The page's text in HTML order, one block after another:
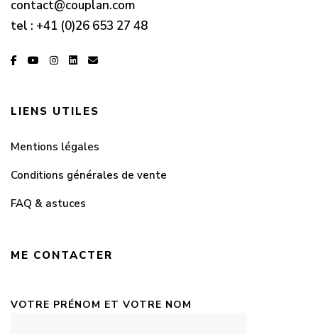
contact@couplan.com
tel : +41 (0)26 653 27 48
LIENS UTILES
Mentions légales
Conditions générales de vente
FAQ & astuces
ME CONTACTER
VOTRE PRÉNOM ET VOTRE NOM